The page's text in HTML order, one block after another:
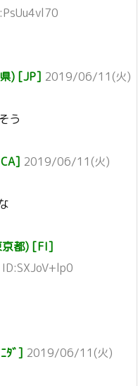
) [JP] 2019/06/11(火)
う
2019/06/11(火)
京都) [FI]
ﾀﾞ] 2019/06/11(火)